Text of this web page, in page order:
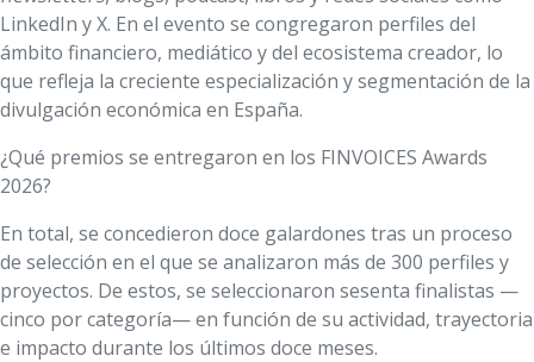
LinkedIn y X. En el evento se congregaron perfiles del
ámbito financiero, mediático y del ecosistema creador, lo
que refleja la creciente especialización y segmentación de la
divulgación económica en España.
¿Qué premios se entregaron en los FINVOICES Awards
2026?
En total, se concedieron doce galardones tras un proceso
de selección en el que se analizaron más de 300 perfiles y
proyectos. De estos, se seleccionaron sesenta finalistas —
cinco por categoría— en función de su actividad, trayectoria
e impacto durante los últimos doce meses.